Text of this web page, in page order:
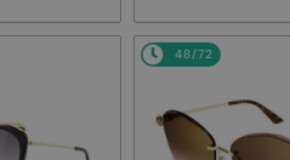
48/72